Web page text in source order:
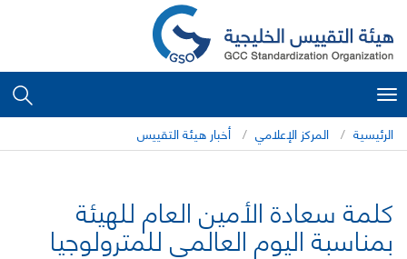
Toggle
navigation
الرئيسية المركز الإعلامي أخبار هيئة التقييس
كلمة سعادة الأمين العام للهيئة
بمناسبة اليوم العالمي للمترولوجيا